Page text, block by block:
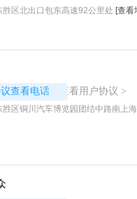
区北出口包东高速92公里处 [查看
查看电话
8728 查看用户协议 >
胜区铜川汽车博览园团结中路南上